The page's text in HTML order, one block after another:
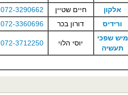
אלקון חיים שטיין 072-3290662
ורידיס
דורון בכר 072-3360696
מיש שפכי
תעשיה
יוסי הלוי 072-3712250